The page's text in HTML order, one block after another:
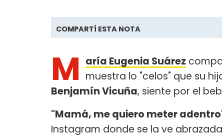
COMPARTÍ ESTA NOTA
M aría Eugenia Suárez
muestra lo "celos" que su
Benjamín Vicuña, siente por el
"Mamá, me quiero meter
Instagram donde se la ve